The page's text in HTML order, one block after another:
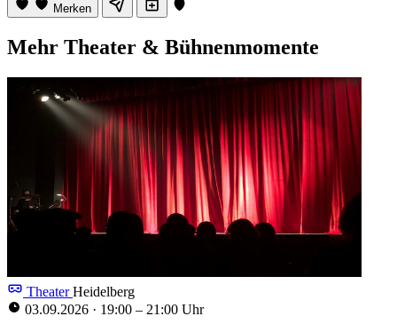
Merken
Mehr Theater & Bühnenmomente
TheaterHeidelberg
03.09.2026 · 19:00 – 21:00 Uhr